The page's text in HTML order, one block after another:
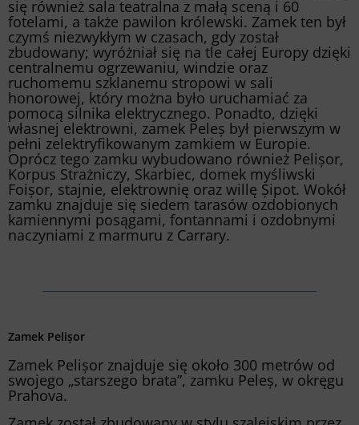
się również sala teatralna z małą sceną i 60
fotelami, a także pawilon królewski. Zamek ten był
czymś niezwykłym w czasach, gdy został
zbudowany; wyróżniał się na tle całej Europy dzięki
centralnemu ogrzewaniu, windzie oraz
ruchomemu szklanemu stropowi w sali
honorowej, który można było uruchamiać za
pomocą silnika elektrycznego. Ponadto, dzięki
własnej elektrowni, zamek Peleș był pierwszym w
pełni zelektryfikowanym zamkiem w Europie.
Oprócz tego zamku wybudowano również Pelișor,
Korpus Strażniczy, Skarbiec, domek myśliwski
Foișor, stajnie, elektrownię oraz willę Șipot. Wokół
zamku znajduje się siedem tarasów ozdobionych
kamiennymi posągami, fontannami i ozdobnymi
naczyniami z marmuru z Carrary.
Zamek Pelișor
Zamek Pelișor znajduje się około 300 metrów od
swojego „starszego brata”, zamku Peleș, w okręgu
Prahova.